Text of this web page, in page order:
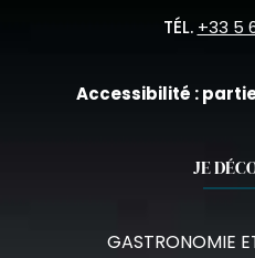
TÉL. +33 5
Accessibilité :
JE
GASTRONOMIE